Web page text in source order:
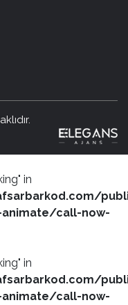
in
call-now-
in
call-now-